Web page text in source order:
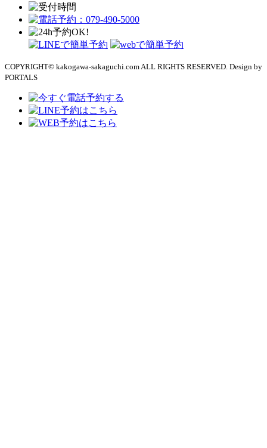
COPYRIGHT© kakogawa-sakaguchi.com ALL RIGHTS RESERVED. Design by
PORTALS